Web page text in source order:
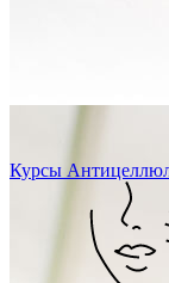
Курсы